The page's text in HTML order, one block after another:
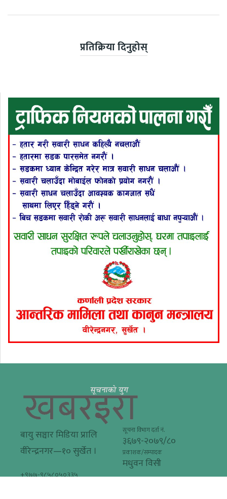
प्रतिक्रिया दिनुहोस्
बायु सञ्चार मिडिया प्रालि
वीरेन्द्रनगर—१० सुर्खेत ।
सूचना विभाग दर्ता नं.
३६७९-२०७९/८०
प्रकाशक/सम्पादक
मधुवन विसी
+९७७-९८५८०५०३३५